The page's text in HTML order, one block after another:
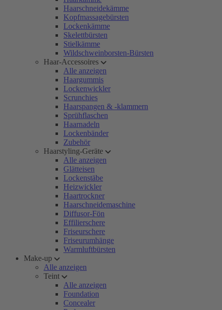
Haarschneidekämme
Kopfmassagebürsten
Lockenkämme
Skelettbürsten
Stielkämme
Wildschweinborsten-Bürsten
Haar-Accessoires
Alle anzeigen
Haargummis
Lockenwickler
Scrunchies
Haarspangen & -klammern
Sprühflaschen
Haarnadeln
Lockenbänder
Zubehör
Haarstyling-Geräte
Alle anzeigen
Glätteisen
Lockenstäbe
Heizwickler
Haartrockner
Haarschneidemaschine
Diffusor-Fön
Effilierschere
Friseurschere
Friseurumhänge
Warmluftbürsten
Make-up
Alle anzeigen
Teint
Alle anzeigen
Foundation
Concealer